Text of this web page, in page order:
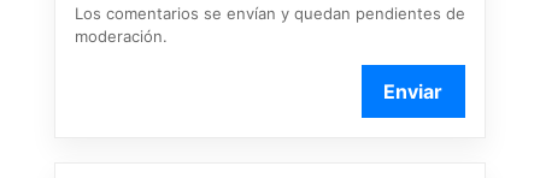
Los comentarios se envían y quedan pendientes de
moderación.
Enviar